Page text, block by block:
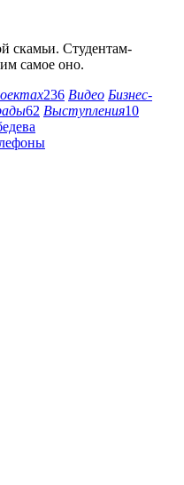
скамьи. Студентам-
самое оно.
236 Видео Бизнес-
62 Выступления10